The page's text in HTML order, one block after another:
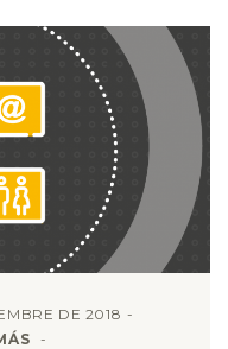
DE 2018